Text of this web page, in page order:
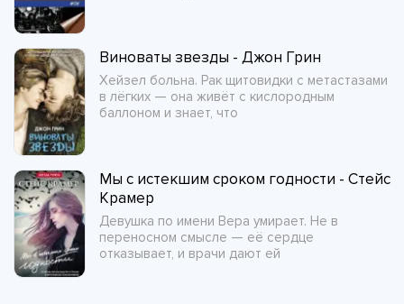
Виноваты звезды - Джон Грин
Хейзел больна. Рак щитовидки с метастазами
в лёгких — она живёт с кислородным
баллоном и знает, что
Мы с истекшим сроком годности - Стейс
Крамер
Девушка по имени Вера умирает. Не в
переносном смысле — её сердце
отказывает, и врачи дают ей